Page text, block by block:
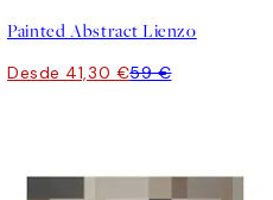
Painted Abstract Lienzo
Desde 41,30 €59 €